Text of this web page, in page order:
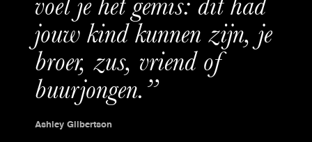
jouw kind kunnen zijn, je
broer, zus, vriend of
buurjongen.”
Ashley Gilbertson